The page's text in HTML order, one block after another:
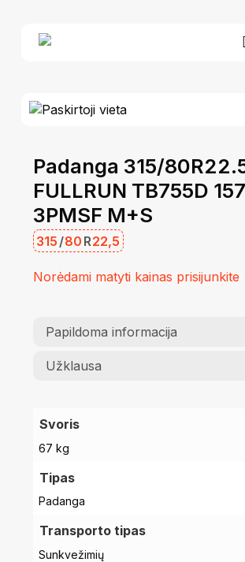
Padanga 315/
FULLRUN TB755D
3PMSF M+S
315 /80 R22,5
Norėdami matyti kainas prisijunkite
Papildoma informacija
Užklausa
Svoris
67 kg
Tipas
Padanga
Transporto tipas
Sunkvežimių